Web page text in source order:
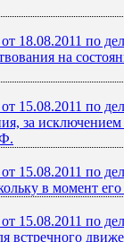
18.08.2011 по
на
15.08.2011 по
за
15.08.2011 по
в момент
15.08.2011 по
встречного